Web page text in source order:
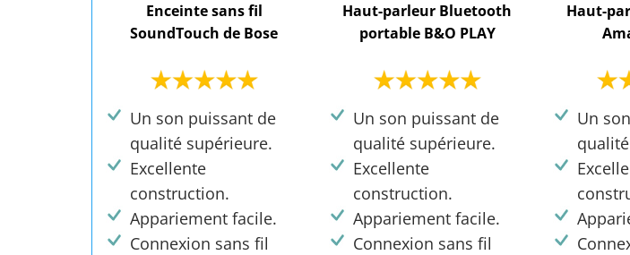
Enceinte sans fil
SoundTouch de Bose
Un son puissant de
qualité supérieure.
Excellente
construction.
Appariement facile.
Connexion sans fil
Haut-parleur Bluetooth
portable B&O PLAY
Un son puissant de
qualité supérieure.
Excellente
construction.
Appariement facile.
Connexion sans fil
Haut-
Un